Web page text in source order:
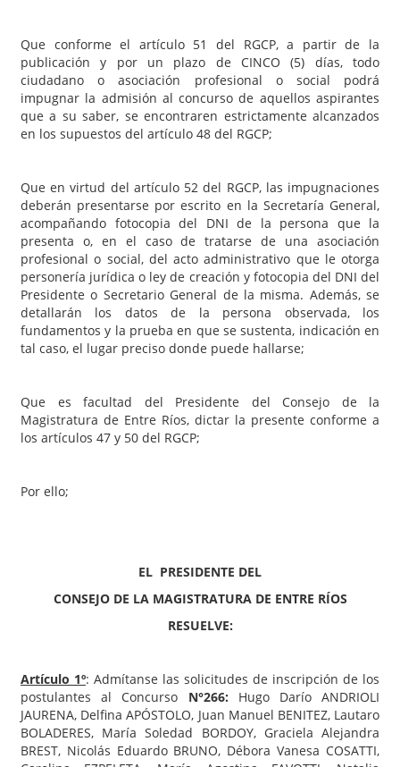
Que conforme el artículo 51 del RGCP, a partir de la
publicación y por un plazo de CINCO (5) días, todo
ciudadano o asociación profesional o social podrá
impugnar la admisión al concurso de aquellos aspirantes
que a su saber, se encontraren estrictamente alcanzados
en los supuestos del artículo 48 del RGCP;
Que en virtud del artículo 52 del RGCP, las impugnaciones
deberán presentarse por escrito en la Secretaría General,
acompañando fotocopia del DNI de la persona que la
presenta o, en el caso de tratarse de una asociación
profesional o social, del acto administrativo que le otorga
personería jurídica o ley de creación y fotocopia del DNI del
Presidente o Secretario General de la misma. Además, se
detallarán los datos de la persona observada, los
fundamentos y la prueba en que se sustenta, indicación en
tal caso, el lugar preciso donde puede hallarse;
Que es facultad del Presidente del Consejo de la
Magistratura de Entre Ríos, dictar la presente conforme a
los artículos 47 y 50 del RGCP;
Por ello;
EL PRESIDENTE DEL
CONSEJO DE LA MAGISTRATURA DE ENTRE RÍOS
RESUELVE:
Artículo 1º: Admítanse las solicitudes de inscripción de los
postulantes al Concurso N°266: Hugo Darío ANDRIOLI
JAURENA, Delfina APÓSTOLO, Juan Manuel BENITEZ, Lautaro
BOLADERES, María Soledad BORDOY, Graciela Alejandra
BREST, Nicolás Eduardo BRUNO, Débora Vanesa COSATTI,